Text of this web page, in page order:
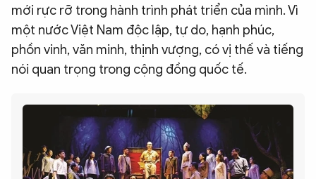
mới rực rỡ trong hành trình phát triển của mình. Vì
một nước Việt Nam độc lập, tự do, hạnh phúc,
phồn vinh, văn minh, thịnh vượng, có vị thế và tiếng
nói quan trọng trong cộng đồng quốc tế.